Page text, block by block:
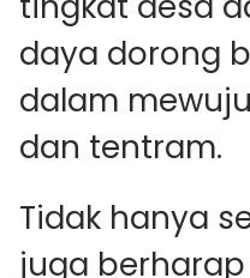
daya dorong
dalam
dan tentram.
Tidak hanya
juga